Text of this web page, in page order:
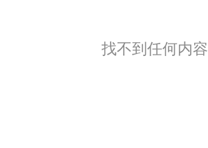
找不到任何内容